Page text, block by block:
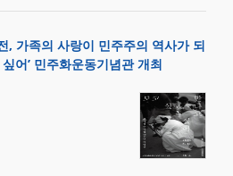
, 가족의 사랑이 민주주의 역사가 되
어’ 민주화운동기념관 개최